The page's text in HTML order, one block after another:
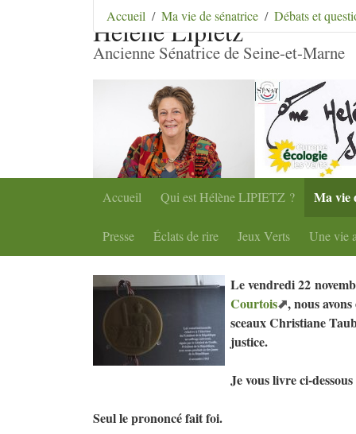
Aller au contenu Aller au menu Aller au menu
Hélène Lipietz
Ancienne Sénatrice de Seine-et-Marne
Accueil Qui est HélèneLIPIETZ ? Ma vie
Presse Éclats de rire Jeux Verts Une vie
Accueil Ma vie de sénatrice Débats et
Le vendredi 22
Courtois , nous
sceaux Christiane
justice.
Je vous livre ci-
Seul le prononcé fait foi.